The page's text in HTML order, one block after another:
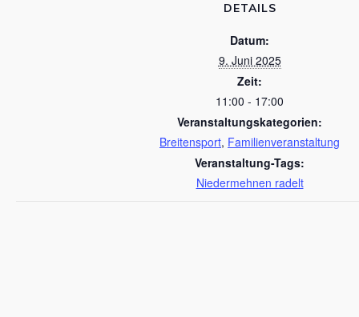
DETAILS
Datum:
9. Juni 2025
Zeit:
11:00 - 17:00
Veranstaltungskategorien:
Breitensport, Familienveranstaltung
Veranstaltung-Tags:
Niedermehnen radelt